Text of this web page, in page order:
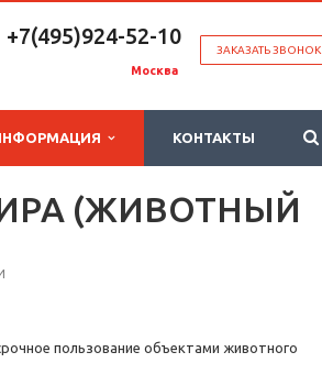
ЗАКАЗАТЬ ЗВОНОК
+7(495)924-52-10
Москва
КОНТАКТЫ
(ЖИВОТНЫЙ
пользование объектами животного